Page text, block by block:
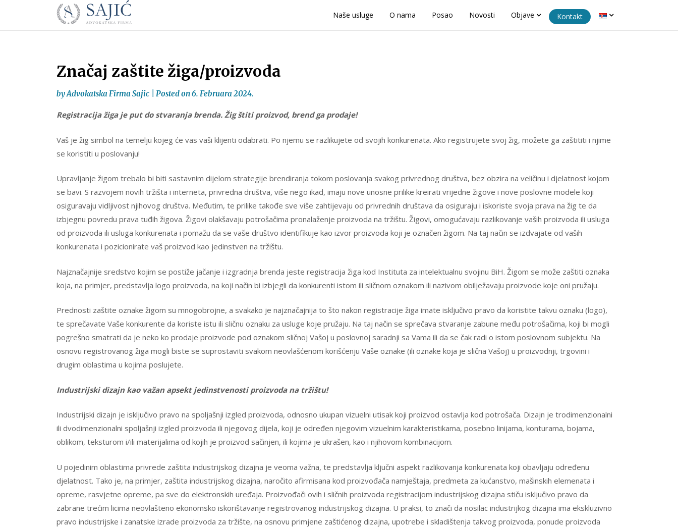
content
Advokatska
Sajić
|
Banja
Luka
Naše usluge O nama Posao Novosti Objave Kontakt
Značaj zaštite žiga/proizvoda
byAdvokatska Firma Sajic Posted on6. Februara 2024.
Registracija žiga je put do stvaranja brenda. Žig štiti proizvod, brend ga prodaje!
Vaš je žig simbol na temelju kojeg će vas vaši klijenti odabrati. Po njemu se razlikujete od svojih konkurenata. Ako registrujete svoj žig, možete ga zaštititi i njime
se koristiti u poslovanju!
Upravljanje žigom trebalo bi biti sastavnim dijelom strategije brendiranja tokom poslovanja svakog privrednog društva, bez obzira na veličinu i djelatnost kojom
se bavi. S razvojem novih tržišta i interneta, privredna društva, više nego ikad, imaju nove unosne prilike kreirati vrijedne žigove i nove poslovne modele koji
osiguravaju vidljivost njihovog društva. Međutim, te prilike takođe sve više zahtijevaju od privrednih društava da osiguraju i iskoriste svoja prava na žig te da
izbjegnu povredu prava tuđih žigova. Žigovi olakšavaju potrošačima pronalaženje proizvoda na tržištu. Žigovi, omogućavaju razlikovanje vaših proizvoda ili usluga
od proizvoda ili usluga konkurenata i pomažu da se vaše društvo identifikuje kao izvor proizvoda koji je označen žigom. Na taj način se izdvajate od vaših
konkurenata i pozicionirate vaš proizvod kao jedinstven na tržištu.
Najznačajnije sredstvo kojim se postiže jačanje i izgradnja brenda jeste registracija žiga kod Instituta za intelektualnu svojinu BiH. Žigom se može zaštiti oznaka
koja, na primjer, predstavlja logo proizvoda, na koji način bi izbjegli da konkurenti istom ili sličnom oznakom ili nazivom obilježavaju proizvode koje oni pružaju.
Prednosti zaštite oznake žigom su mnogobrojne, a svakako je najznačajnija to što nakon registracije žiga imate isključivo pravo da koristite takvu oznaku (logo),
te sprečavate Vaše konkurente da koriste istu ili sličnu oznaku za usluge koje pružaju. Na taj način se sprečava stvaranje zabune među potrošačima, koji bi mogli
pogrešno smatrati da je neko ko prodaje proizvode pod oznakom sličnoj Vašoj u poslovnoj saradnji sa Vama ili da se čak radi o istom poslovnom subjektu. Na
osnovu registrovanog žiga mogli biste se suprostaviti svakom neovlašćenom korišćenju Vaše oznake (ili oznake koja je slična Vašoj) u proizvodnji, trgovini i
drugim oblastima u kojima poslujete.
Industrijski dizajn kao važan apsekt jedinstvenosti proizvoda na tržištu!
Industrijski dizajn je isključivo pravo na spoljašnji izgled proizvoda, odnosno ukupan vizuelni utisak koji proizvod ostavlja kod potrošača. Dizajn je trodimenzionalni
ili dvodimenzionalni spoljašnji izgled proizvoda ili njegovog dijela, koji je određen njegovim vizuelnim karakteristikama, posebno linijama, konturama, bojama,
oblikom, teksturom i/ili materijalima od kojih je proizvod sačinjen, ili kojima je ukrašen, kao i njihovom kombinacijom.
U pojedinim oblastima privrede zaštita industrijskog dizajna je veoma važna, te predstavlja ključni aspekt razlikovanja konkurenata koji obavljaju određenu
djelatnost. Tako je, na primjer, zaštita industrijskog dizajna, naročito afirmisana kod proizvođača namještaja, predmeta za kućanstvo, mašinskih elemenata i
opreme, rasvjetne opreme, pa sve do elektronskih uređaja. Proizvođači ovih i sličnih proizvoda registracijom industrijskog dizajna stiču isključivo pravo da
zabrane trećim licima neovlašteno ekonomsko iskorištavanje registrovanog industrijskog dizajna. U praksi, to znači da nosilac industrijkog dizajna ima ekskluzivno
pravo industrijske i zanatske izrade proizvoda za tržište, na osnovu primjene zaštićenog dizajna, upotrebe i skladištenja takvog proizvoda, ponude proizvoda